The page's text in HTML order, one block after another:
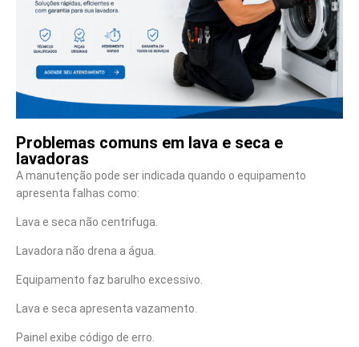
Problemas comuns em lava e seca e
lavadoras
A manutenção pode ser indicada quando o equipamento
apresenta falhas como:
Lava e seca não centrifuga.
Lavadora não drena a água.
Equipamento faz barulho excessivo.
Lava e seca apresenta vazamento.
Painel exibe código de erro.